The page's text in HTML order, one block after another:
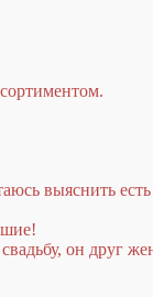
выяснить
он друг